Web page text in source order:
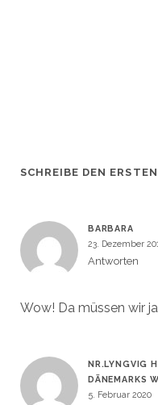
SCHREIBE DEN
BARBARA
23. Dezember
Antworten
Wow! Da müssen wir
NR.LYNGVIG
DÄNEMARKS
5. Februar 2020